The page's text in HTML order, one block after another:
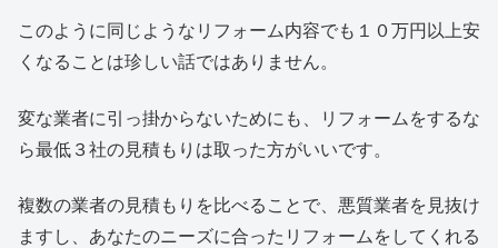
このように同じようなリフォーム内容でも１０万円以上安
くなることは珍しい話ではありません。
変な業者に引っ掛からないためにも、リフォームをするな
ら最低３社の見積もりは取った方がいいです。
複数の業者の見積もりを比べることで、悪質業者を見抜け
ますし、あなたのニーズに合ったリフォームをしてくれる